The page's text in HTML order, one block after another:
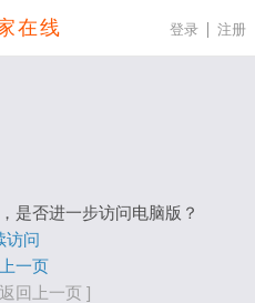
在线 登录 注册
是否进一步访问电脑版？
访问
一页
回上一页 ]